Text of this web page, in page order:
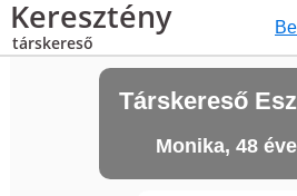
Keresztény
társkereső
Társkereső
Monika, 48